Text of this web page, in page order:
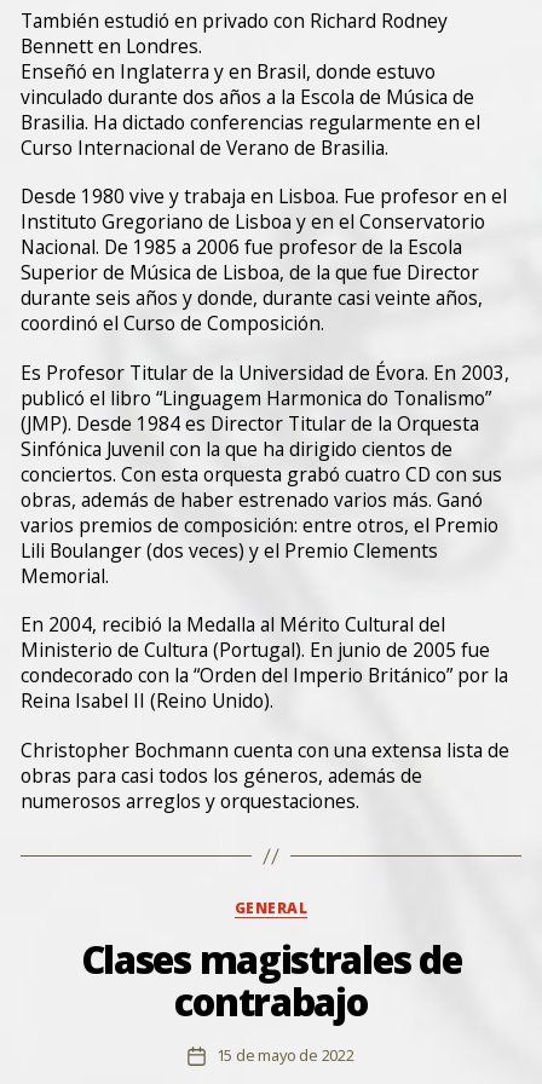
También estudió en privado con Richard Rodney
Bennett en Londres.
Enseñó en Inglaterra y en Brasil, donde estuvo
vinculado durante dos años a la Escola de Música de
Brasilia. Ha dictado conferencias regularmente en el
Curso Internacional de Verano de Brasilia.
Desde 1980 vive y trabaja en Lisboa. Fue profesor en el
Instituto Gregoriano de Lisboa y en el Conservatorio
Nacional. De 1985 a 2006 fue profesor de la Escola
Superior de Música de Lisboa, de la que fue Director
durante seis años y donde, durante casi veinte años,
coordinó el Curso de Composición.
Es Profesor Titular de la Universidad de Évora. En 2003,
publicó el libro “Linguagem Harmonica do Tonalismo”
(JMP). Desde 1984 es Director Titular de la Orquesta
Sinfónica Juvenil con la que ha dirigido cientos de
conciertos. Con esta orquesta grabó cuatro CD con sus
obras, además de haber estrenado varios más. Ganó
varios premios de composición: entre otros, el Premio
Lili Boulanger (dos veces) y el Premio Clements
Memorial.
En 2004, recibió la Medalla al Mérito Cultural del
Ministerio de Cultura (Portugal). En junio de 2005 fue
condecorado con la “Orden del Imperio Británico” por la
Reina Isabel II (Reino Unido).
Christopher Bochmann cuenta con una extensa lista de
obras para casi todos los géneros, además de
numerosos arreglos y orquestaciones.
Categorías
GENERAL
Clases magistrales de
contrabajo
Fecha15 de mayo de 2022